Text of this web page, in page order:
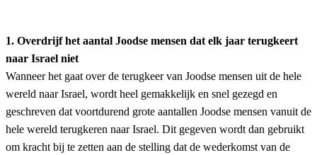
1. Overdrijf het aantal Joodse mensen dat elk jaar terugkeert
naar Israel niet
Wanneer het gaat over de terugkeer van Joodse mensen uit de hele
wereld naar Israel, wordt heel gemakkelijk en snel gezegd en
geschreven dat voortdurend grote aantallen Joodse mensen vanuit de
hele wereld terugkeren naar Israel. Dit gegeven wordt dan gebruikt
om kracht bij te zetten aan de stelling dat de wederkomst van de